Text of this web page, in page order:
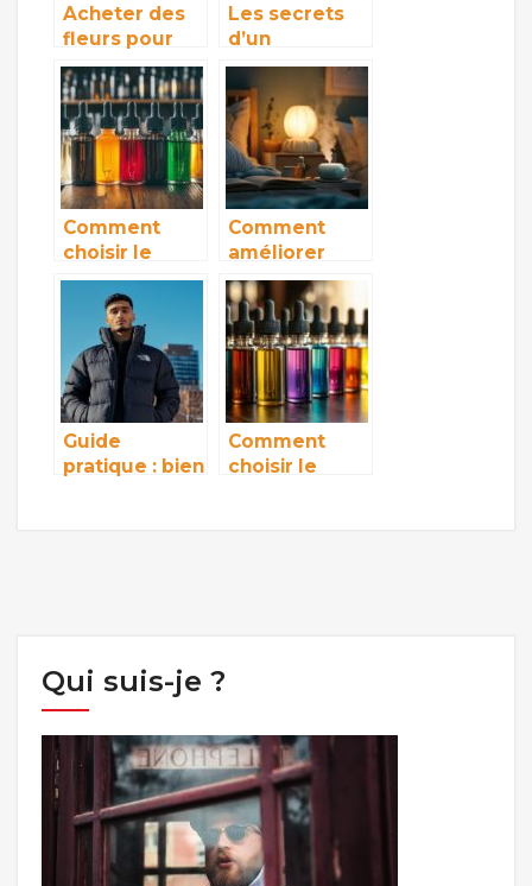
Acheter des
fleurs pour
votre
decoration :
les points
importants a
prendre en
compte
Les secrets
d’un
agencement
ergonomique
pour votre
espace de
travail
Comment
choisir le
meilleur
liquide e
cigarette
pour votre
vapotage
quotidien
Comment
améliorer
votre
sommeil avec
des solutions
naturelles
efficaces
Guide
pratique : bien
Comment
choisir le
Qui suis-je ?